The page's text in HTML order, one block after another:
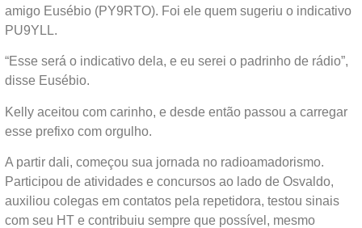
amigo Eusébio (PY9RTO). Foi ele quem sugeriu o indicativo
PU9YLL.
“Esse será o indicativo dela, e eu serei o padrinho de rádio”,
disse Eusébio.
Kelly aceitou com carinho, e desde então passou a carregar
esse prefixo com orgulho.
A partir dali, começou sua jornada no radioamadorismo.
Participou de atividades e concursos ao lado de Osvaldo,
auxiliou colegas em contatos pela repetidora, testou sinais
com seu HT e contribuiu sempre que possível, mesmo